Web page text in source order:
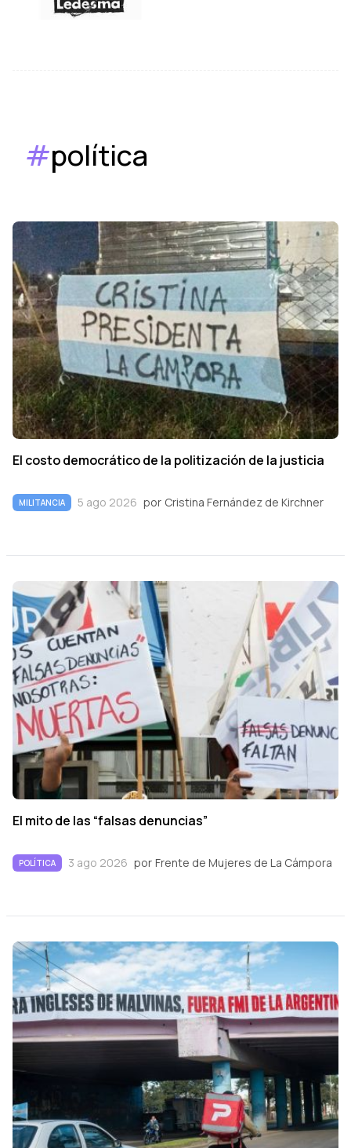
#política
El costo democrático de la politización de la justicia
MILITANCIA 5 ago 2026 por Cristina Fernández de Kirchner
El mito de las “falsas denuncias”
POLÍTICA 3 ago 2026 por Frente de Mujeres de La Cámpora